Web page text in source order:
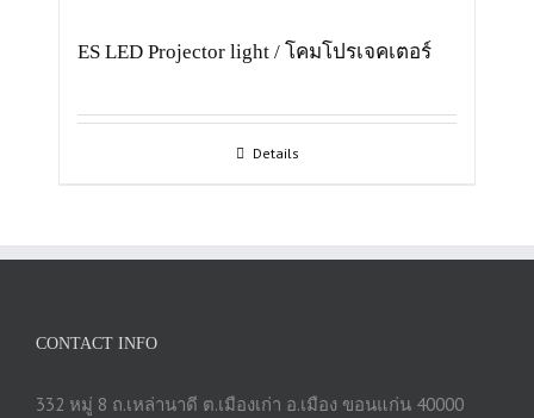
ES LED Projector light / โคมโปรเจคเตอร์
Details
CONTACT INFO
332 หมู่ 8 ถ.เหล่านาดี ต.เมืองเก่า อ.เมือง ขอนแก่น 40000